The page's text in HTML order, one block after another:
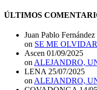
ÚLTIMOS
Juan Pablo Fernández
on SE ME
Ascen 01/09/2025
on ALEJANDRO,
LENA 25/07/2025
on ALEJANDRO,